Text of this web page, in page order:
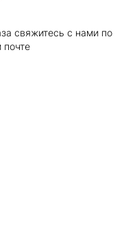
свяжитесь с нами по
почте